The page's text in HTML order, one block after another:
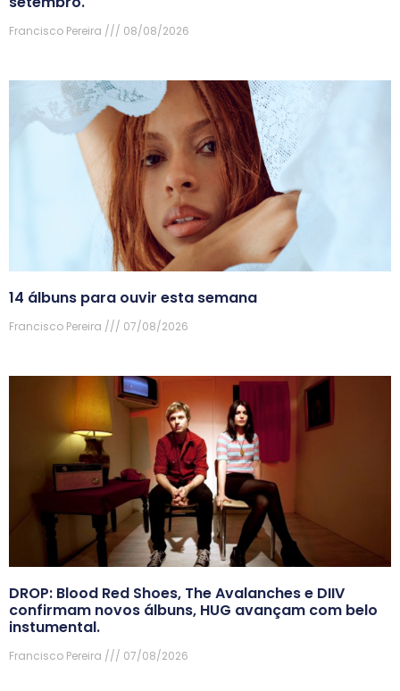
Francisco Pereira 08/08/2026
14 álbuns para ouvir esta semana
Francisco Pereira 07/08/2026
DROP: Blood Red Shoes, The Avalanches e DIIV
confirmam novos álbuns, HUG avançam com belo
instumental.
Francisco Pereira 07/08/2026